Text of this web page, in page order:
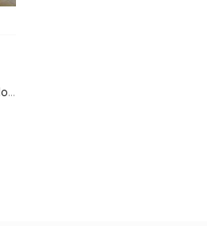
Heckklappenschloss Schloss Renault Clio 3 III Grandtour Kombi